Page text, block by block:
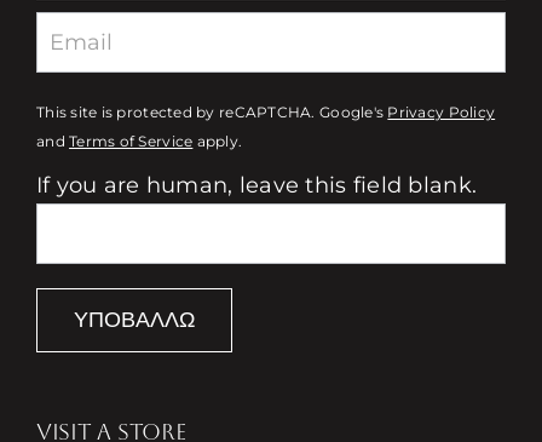
This site is protected by reCAPTCHA. Google's Privacy Policy
andTerms of Service apply.
If you are human, leave this field blank.
ΥΠΟΒΆΛΛΩ
VISIT A STORE